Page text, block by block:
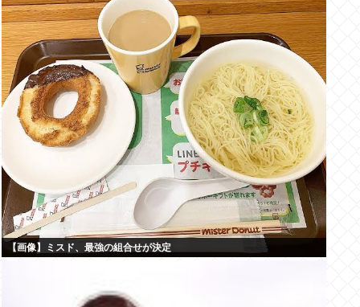
【画像】ミスド、最強の組合せが決定